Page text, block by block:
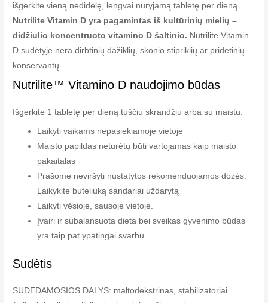
išgerkite vieną nedidelę, lengvai nuryjamą tabletę per dieną.
Nutrilite Vitamin D yra pagamintas iš kultūrinių mielių –
didžiulio koncentruoto vitamino D šaltinio. Nutrilite Vitamin
D sudėtyje nėra dirbtinių dažiklių, skonio stipriklių ar pridėtinių
konservantų.
Nutrilite™ Vitamino D naudojimo būdas
Išgerkite 1 tabletę per dieną tuščiu skrandžiu arba su maistu.
Laikyti vaikams nepasiekiamoje vietoje
Maisto papildas neturėtų būti vartojamas kaip maisto
pakaitalas
Prašome neviršyti nustatytos rekomenduojamos dozės.
Laikykite buteliuką sandariai uždarytą
Laikyti vėsioje, sausoje vietoje.
Įvairi ir subalansuota dieta bei sveikas gyvenimo būdas
yra taip pat ypatingai svarbu.
Sudėtis
SUDEDAMOSIOS DALYS: maltodekstrinas, stabilizatoriai